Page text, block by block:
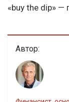
«buy the dip» —
Автор: